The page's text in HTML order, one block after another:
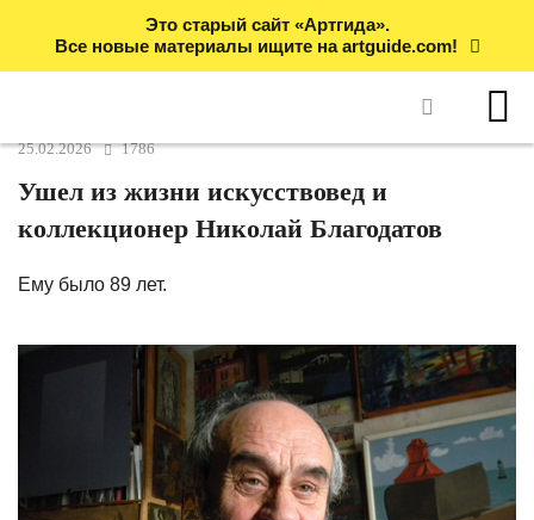
Это старый сайт «Артгида».
Все новые материалы ищите на artguide.com!
25.02.2026 1786
Ушел из жизни искусствовед и
коллекционер Николай Благодатов
Ему было 89 лет.